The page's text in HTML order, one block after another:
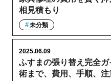
相見積もり
未分類
ふすまの張り替え完全
術まで、費用、手順、注
2025.06.09